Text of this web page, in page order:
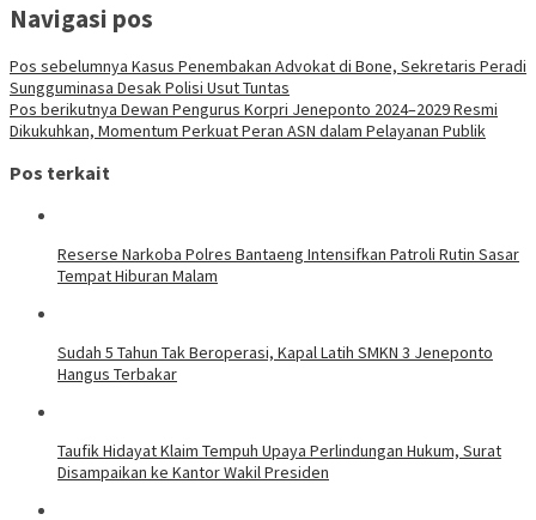
Navigasi pos
Pos sebelumnya Kasus Penembakan Advokat di Bone, Sekretaris Peradi
Sungguminasa Desak Polisi Usut Tuntas
Pos berikutnya Dewan Pengurus Korpri Jeneponto 2024–2029 Resmi
Dikukuhkan, Momentum Perkuat Peran ASN dalam Pelayanan Publik
Pos terkait
Reserse Narkoba Polres Bantaeng Intensifkan Patroli Rutin Sasar
Tempat Hiburan Malam
Sudah 5 Tahun Tak Beroperasi, Kapal Latih SMKN 3 Jeneponto
Hangus Terbakar
Taufik Hidayat Klaim Tempuh Upaya Perlindungan Hukum, Surat
Disampaikan ke Kantor Wakil Presiden